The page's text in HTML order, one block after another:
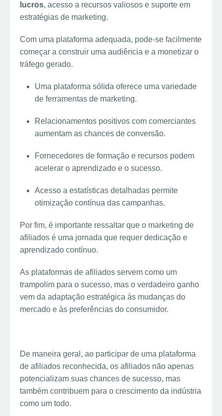
lucros, acesso a recursos valiosos e suporte em
estratégias de marketing.
Com uma plataforma adequada, pode-se facilmente
começar a construir uma audiência e a monetizar o
tráfego gerado.
Uma plataforma sólida oferece uma variedade
de ferramentas de marketing.
Relacionamentos positivos com comerciantes
aumentam as chances de conversão.
Fornecedores de formação e recursos podem
acelerar o aprendizado e o sucesso.
Acesso a estatísticas detalhadas permite
otimização contínua das campanhas.
Por fim, é importante ressaltar que o marketing de
afiliados é uma jornada que requer dedicação e
aprendizado contínuo.
As plataformas de afiliados servem como um
trampolim para o sucesso, mas o verdadeiro ganho
vem da adaptação estratégica às mudanças do
mercado e às preferências do consumidor.
De maneira geral, ao participar de uma plataforma
de afiliados reconhecida, os afiliados não apenas
potencializam suas chances de sucesso, mas
também contribuem para o crescimento da indústria
como um todo.